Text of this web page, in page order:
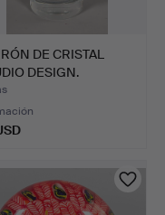
DE CRISTAL
DESIGN.